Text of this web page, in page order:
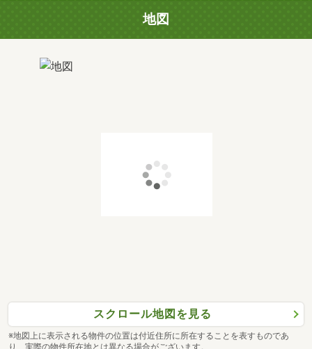
地図
スクロール地図を見る
※地図上に表示される物件の位置は付近住所に所在することを表すものであ